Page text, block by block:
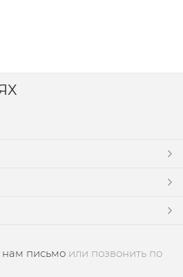
нам письмо или позвонить по